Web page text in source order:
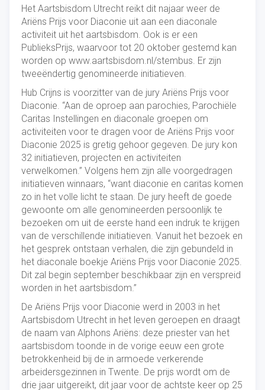
Het Aartsbisdom Utrecht reikt dit najaar weer de
Ariëns Prijs voor Diaconie uit aan een diaconale
activiteit uit het aartsbisdom. Ook is er een
PublieksPrijs, waarvoor tot 20 oktober gestemd kan
worden op www.aartsbisdom.nl/stembus. Er zijn
tweeëndertig genomineerde initiatieven.
Hub Crijns is voorzitter van de jury Ariëns Prijs voor
Diaconie. “Aan de oproep aan parochies, Parochiële
Caritas Instellingen en diaconale groepen om
activiteiten voor te dragen voor de Ariëns Prijs voor
Diaconie 2025 is gretig gehoor gegeven. De jury kon
32 initiatieven, projecten en activiteiten
verwelkomen.” Volgens hem zijn alle voorgedragen
initiatieven winnaars, “want diaconie en caritas komen
zo in het volle licht te staan. De jury heeft de goede
gewoonte om alle genomineerden persoonlijk te
bezoeken om uit de eerste hand een indruk te krijgen
van de verschillende initiatieven. Vanuit het bezoek en
het gesprek ontstaan verhalen, die zijn gebundeld in
het diaconale boekje Ariëns Prijs voor Diaconie 2025.
Dit zal begin september beschikbaar zijn en verspreid
worden in het aartsbisdom.”
De Ariëns Prijs voor Diaconie werd in 2003 in het
Aartsbisdom Utrecht in het leven geroepen en draagt
de naam van Alphons Ariëns: deze priester van het
aartsbisdom toonde in de vorige eeuw een grote
betrokkenheid bij de in armoede verkerende
arbeidersgezinnen in Twente. De prijs wordt om de
drie jaar uitgereikt, dit jaar voor de achtste keer op 25